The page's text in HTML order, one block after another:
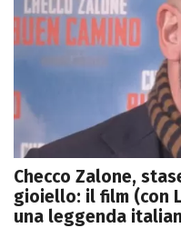
Checco Zalone,
gioiello: il film (con
una leggenda